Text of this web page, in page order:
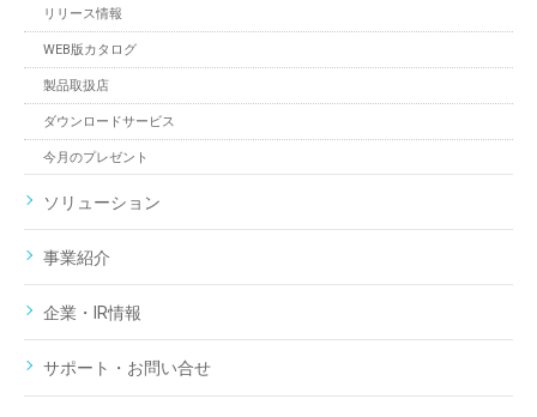
リリース情報
WEB版カタログ
製品取扱店
ダウンロードサービス
今月のプレゼント
ソリューション
事業紹介
企業・IR情報
サポート・お問い合せ